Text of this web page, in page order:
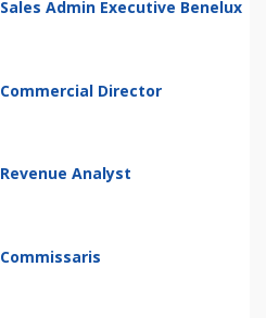
Sales Admin Executive Benelux
Commercial Director
Revenue Analyst
Commissaris